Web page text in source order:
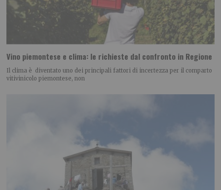
Vino piemontese e clima: le richieste dal confronto in Regione
Il clima è diventato uno dei principali fattori di incertezza per il comparto
vitivinicolo piemontese, non